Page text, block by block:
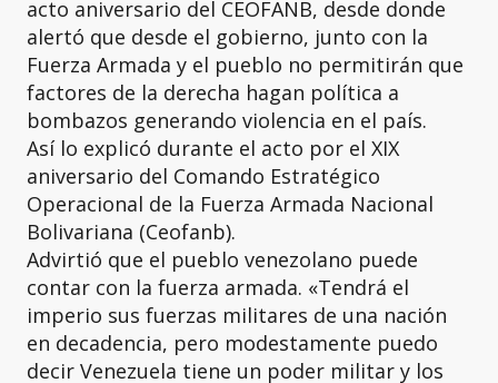
acto aniversario del CEOFANB, desde donde
alertó que desde el gobierno, junto con la
Fuerza Armada y el pueblo no permitirán que
factores de la derecha hagan política a
bombazos generando violencia en el país.
Así lo explicó durante el acto por el XIX
aniversario del Comando Estratégico
Operacional de la Fuerza Armada Nacional
Bolivariana (Ceofanb).
Advirtió que el pueblo venezolano puede
contar con la fuerza armada. «Tendrá el
imperio sus fuerzas militares de una nación
en decadencia, pero modestamente puedo
decir Venezuela tiene un poder militar y los